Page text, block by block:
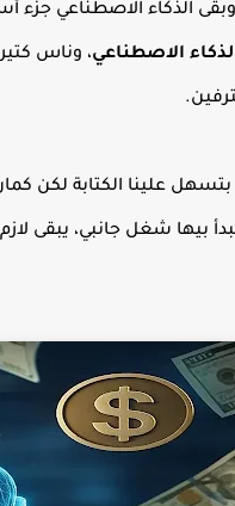
رهيبة وبقى الذكاء
الاصطناعي، وناس
علينا الكتابة لكن
بيها شغل جانبي، يبقى